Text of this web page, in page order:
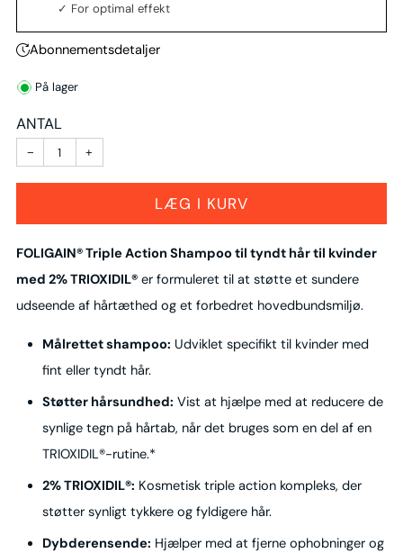
✓ For optimal effekt
Abonnementsdetaljer
På lager
ANTAL
− +
LÆG I KURV
FOLIGAIN® Triple Action Shampoo til tyndt hår til kvinder
med 2% TRIOXIDIL® er formuleret til at støtte et sundere
udseende af hårtæthed og et forbedret hovedbundsmiljø.
Målrettet shampoo: Udviklet specifikt til kvinder med
fint eller tyndt hår.
Støtter hårsundhed: Vist at hjælpe med at reducere de
synlige tegn på hårtab, når det bruges som en del af en
TRIOXIDIL®-rutine.*
2% TRIOXIDIL®: Kosmetisk triple action kompleks, der
støtter synligt tykkere og fyldigere hår.
Dybderensende: Hjælper med at fjerne ophobninger og